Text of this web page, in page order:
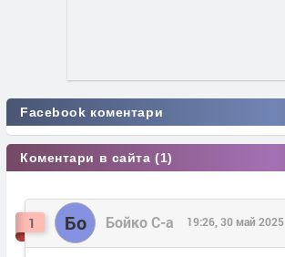
Facebook коментари
Коментари в сайта (1)
1 Бо Бойко С-а 19:26, 30 май 2025